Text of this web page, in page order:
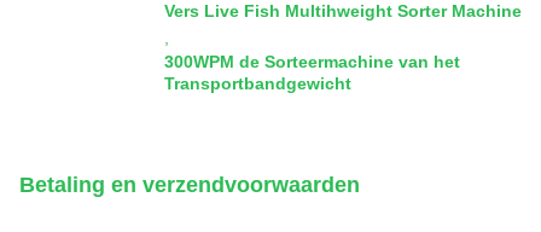
Vers Live Fish Multihweight Sorter Machine
300WPM de Sorteermachine van het
Transportbandgewicht
Betaling en verzendvoorwaarden